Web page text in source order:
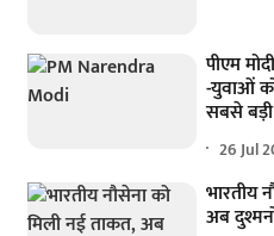
पीएम
-युवाओं
सबसे
26 Jul
भारतीय
अब